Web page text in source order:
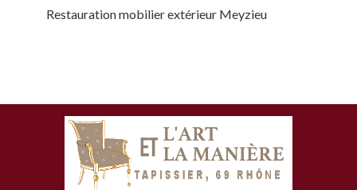
Restauration mobilier extérieur Meyzieu